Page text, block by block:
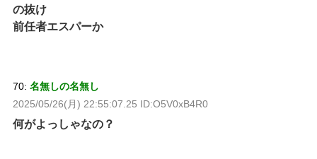
の抜け
前任者エスパーか
70: 名無しの名無し
2025/05/26(月) 22:55:07.25 ID:O5V0xB4R0
何がよっしゃなの？